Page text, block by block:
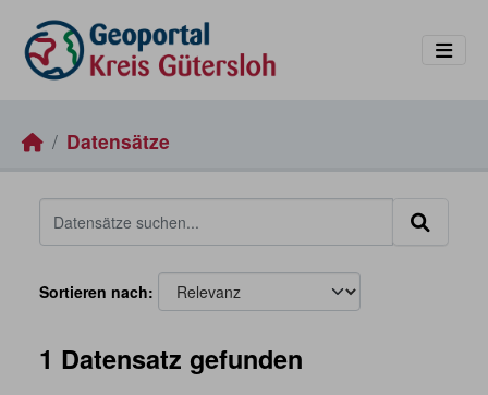
Datensätze
Sortieren nach
1 Datensatz gefunden